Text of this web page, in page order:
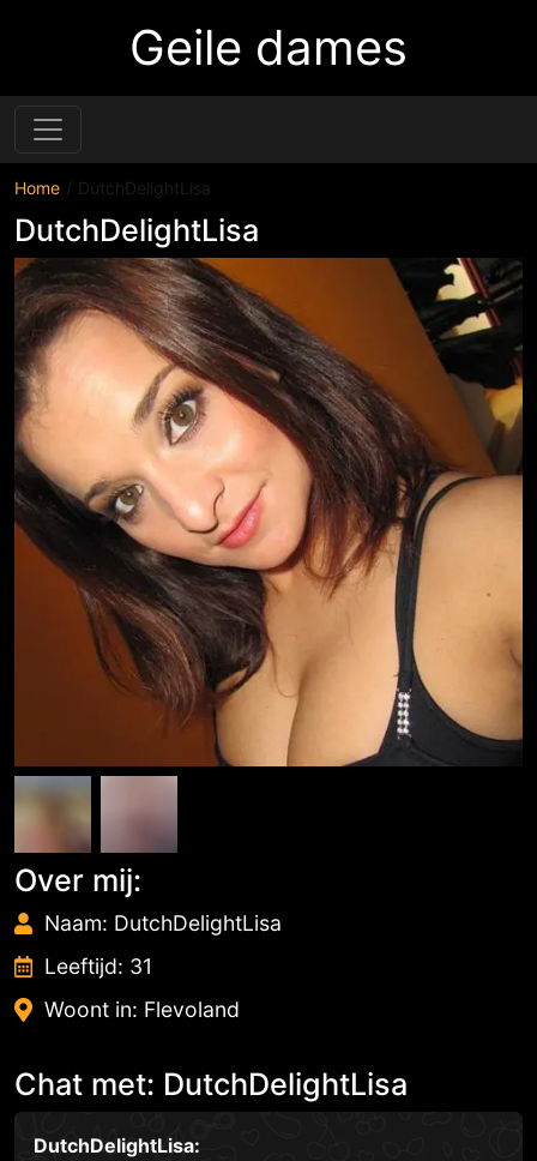
Geile dames
Home DutchDelightLisa
DutchDelightLisa
Over mij:
Naam: DutchDelightLisa
Leeftijd: 31
Woont in: Flevoland
Chat met: DutchDelightLisa
DutchDelightLisa: